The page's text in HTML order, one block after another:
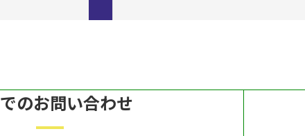
のお問い合わせ